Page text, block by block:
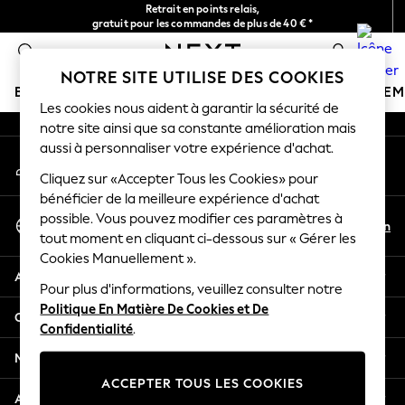
Retrait en points relais,
gratuit pour les commandes de plus de 40 € *
Livraison en 2-3 jours ouvrés*
BOUTIQUE VACANCES
HOLIDAY SHOP
Women's Holiday Shop
All Swimwear
All Beachwear
Bags & Accessories
Beach Dresses & Kaftans
Dresses
Flip Flops
Sliders
Jumpsuits & Playsuits
Linen Collection
Sandals
An error occurred on client
Nos réseaux sociaux
Mon compte
Connexion à votre compte
Sélectionnez Votre Langue
Français
En
Aide
Confidentialité et mentions légales
Ministères
Autres services
NOTRE SITE UTILISE DES COOKIES
Les cookies nous aident à garantir la sécurité de
notre site ainsi que sa constante amélioration mais
aussi à personnaliser votre expérience d'achat.
Cliquez sur «Accepter Tous les Cookies» pour
bénéficier de la meilleure expérience d'achat
possible. Vous pouvez modifier ces paramètres à
tout moment en cliquant ci-dessous sur « Gérer les
Cookies Manuellement ».
Pour plus d'informations, veuillez consulter notre
Politique En Matière De Cookies et De
Confidentialité.
ACCEPTER TOUS LES COOKIES